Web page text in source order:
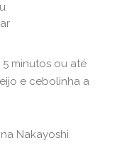
minutos ou até
e cebolinha a
Nakayoshi